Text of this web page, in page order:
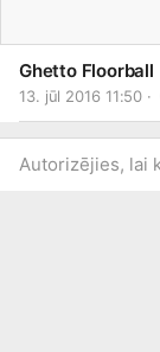
Ghetto Floorball
13. jūl 2016 11:50 ·
Autorizējies, lai